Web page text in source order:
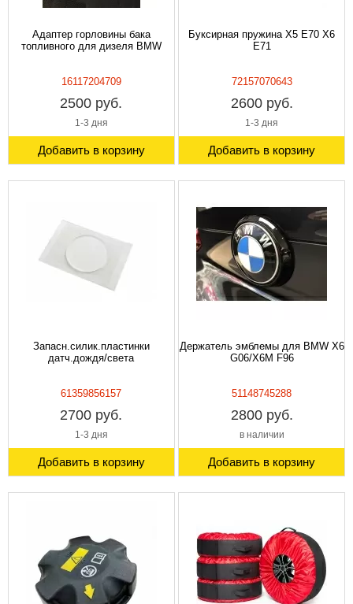
Адаптер горловины бака
топливного для дизеля BMW
16117204709
2500 руб.
1-3 дня
Добавить в корзину
Буксирная пружина X5 E70 X6
E71
72157070643
2600 руб.
1-3 дня
Добавить в корзину
Запасн.силик.пластинки
датч.дождя/света
61359856157
2700 руб.
1-3 дня
Добавить в корзину
Держатель эмблемы для BMW X6
G06/X6M F96
51148745288
2800 руб.
в наличии
Добавить в корзину